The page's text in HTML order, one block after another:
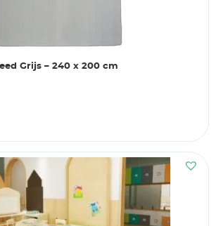
Grijs – 240 x 200 cm